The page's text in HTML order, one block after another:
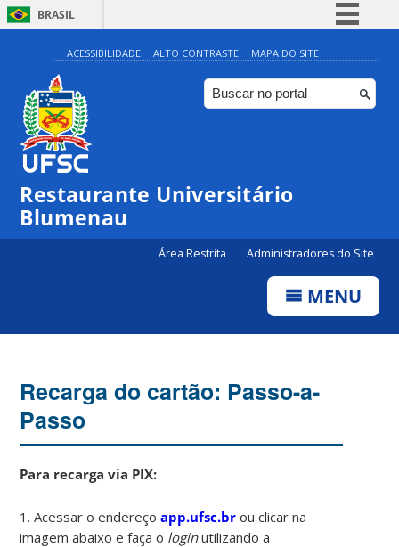
BRASIL
Simplifique!
Comunica BR
Participe
Canais
ACESSIBILIDADE ALTO CONTRASTE MAPA DO SITE
Restaurante Universitário
Blumenau
Área Restrita Administradores do Site
MENU
Recarga do cartão: Passo-a-
Passo
Para recarga via PIX:
1. Acessar o endereçoapp.ufsc.br ou clicar na
imagem abaixo e faça o loginutilizando a